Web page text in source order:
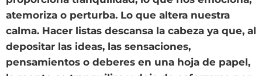
atemoriza o perturba. Lo que altera nuestra
calma. Hacer listas descansa la cabeza ya que, al
depositar las ideas, las sensaciones,
pensamientos o deberes en una hoja de papel,